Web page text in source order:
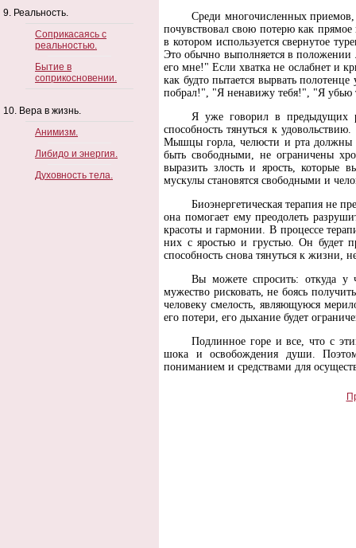
9. Реальность.
Соприкасаясь с
реальностью.
Бытие в
соприкосновении.
10. Вера в жизнь.
Анимизм.
Либидо и энергия.
Духовность тела.
Среди многочисленных приемов,
почувствовал свою потерю как
в котором используется свернутое
Это обычно выполняется в положении
его мне!" Если хватка не ослабнет и
как будто пытается вырвать
побрал!", "Я ненавижу тебя!", "Я убью
Я уже говорил в предыдущих
способность тянуться к
Мышцы горла, челюсти и рта должны
быть свободными, не ограничены
выразить злость и ярость, которые
мускулы становятся свободными и
Биоэнергетическая терапия не
она помогает ему преодолеть
красоты и гармонии. В процессе
них с яростью и грустью. Он будет
способность снова тянуться к жизни,
Вы можете спросить: откуда у
мужество рисковать, не боясь
человеку смелость, являющуюся
его потери, его дыхание будет
Подлинное горе и все, что с
шока и освобождения души.
пониманием и средствами для